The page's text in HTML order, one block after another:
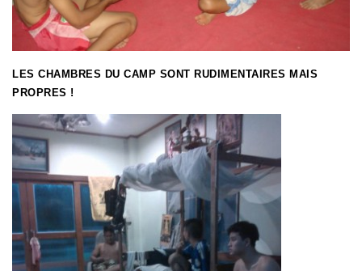
LES CHAMBRES DU CAMP SONT RUDIMENTAIRES MAIS
PROPRES !